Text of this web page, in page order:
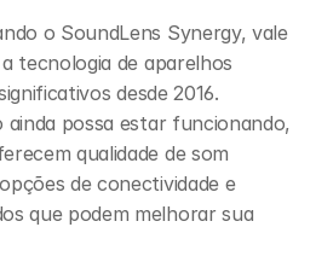
o SoundLens Synergy, vale
tecnologia de aparelhos
desde 2016.
ainda possa estar funcionando,
qualidade de som
de conectividade e
que podem melhorar sua